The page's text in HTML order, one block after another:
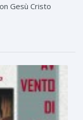
Gesù Cristo